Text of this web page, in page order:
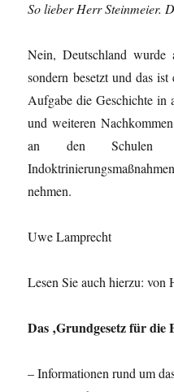
So lieber Herr Steinmeier.
Nein, Deutschland
sondern besetzt und das
Aufgabe die Geschichte in
und weiteren
an den Schulen
nehmen.
Uwe Lamprecht
Lesen Sie auch hierzu: von
Das ‚Grundgesetz für die
– Informationen rund um